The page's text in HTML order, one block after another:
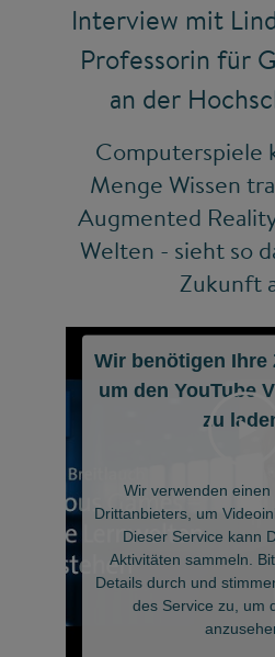
Wir benötigen Ihre
um den YouTube
zu
Wir verwenden einen
Drittanbieters, um
Dieser Service kann
Aktivitäten sammeln.
Details durch und
des Service zu, um
Interview mit
Professorin für
an der
Computerspiele
Menge Wissen
Augmented
Welten - sieht so
Zukunft